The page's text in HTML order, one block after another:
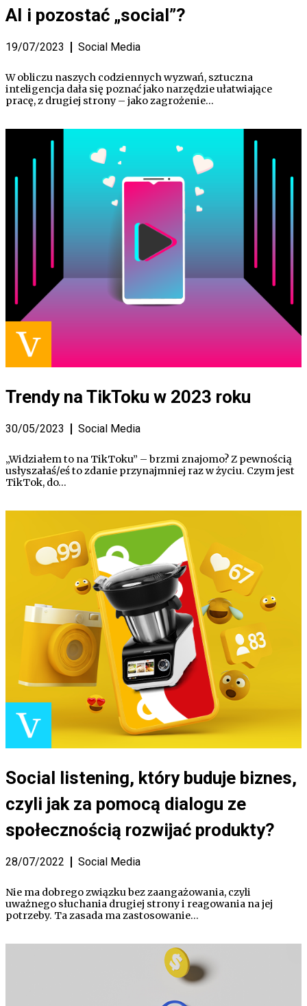
AI i pozostać „social”?
19/07/2023 Social Media
W obliczu naszych codziennych wyzwań, sztuczna
inteligencja dała się poznać jako narzędzie ułatwiające
pracę, z drugiej strony – jako zagrożenie…
Trendy na TikToku w 2023 roku
30/05/2023 Social Media
„Widziałem to na TikToku” – brzmi znajomo? Z pewnością
usłyszałaś/eś to zdanie przynajmniej raz w życiu. Czym jest
TikTok, do…
Social listening, który buduje biznes,
czyli jak za pomocą dialogu ze
społecznością rozwijać produkty?
28/07/2022 Social Media
Nie ma dobrego związku bez zaangażowania, czyli
uważnego słuchania drugiej strony i reagowania na jej
potrzeby. Ta zasada ma zastosowanie…